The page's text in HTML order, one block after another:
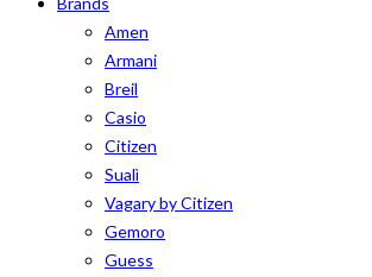
Amen
Armani
Breil
Casio
Citizen
Sualì
Vagary by Citizen
Gemoro
Guess